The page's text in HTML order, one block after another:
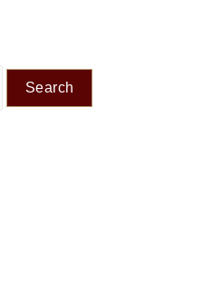
Search